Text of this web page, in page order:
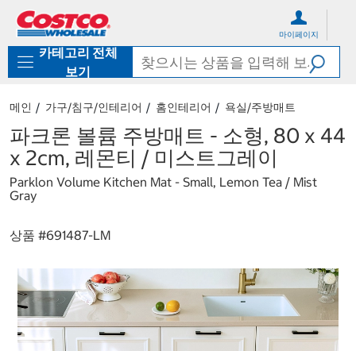
로
기
가
마이페이지
카테고리 전체
보기
메인 가구/침구/인테리어 홈인테리어 욕실/주방매트
파크론 볼륨 주방매트 - 소형, 80 x 44
x 2cm, 레몬티 / 미스트그레이
Parklon Volume Kitchen Mat - Small, Lemon Tea / Mist
Gray
상품 #691487-LM